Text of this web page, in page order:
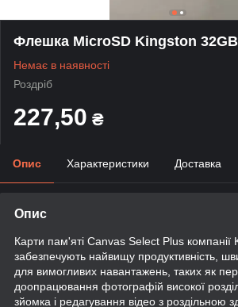
Флешка MicroSD Kingston 32GB
Немає в наявності
Роздріб
227,50 ₴
Опис Характеристики Доставка
Опис
Карти пам'яті Canvas Select Plus компанії
забезпечують найвищу продуктивність,
для вимогливих навантажень, таких як
доопрацювання фотографій високої
зйомка і редагування відео з роздільною